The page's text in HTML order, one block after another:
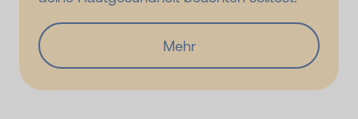
Mehr